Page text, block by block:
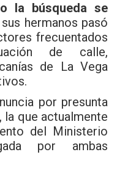
la búsqueda se
hermanos pasó
frecuentados
de calle,
de La Vega
por presunta
la que actualmente
del Ministerio
por ambas